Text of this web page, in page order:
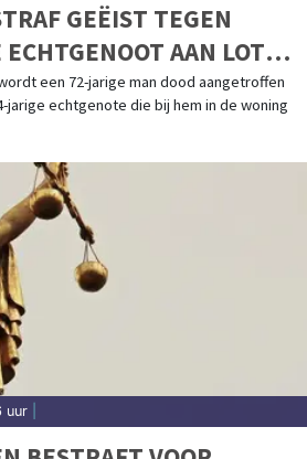
GEËIST TEGEN
AAN LOT
HIJ OVERLEED
een 72-jarige man dood aangetroffen
jarige echtgenote die bij hem in de woning
uur